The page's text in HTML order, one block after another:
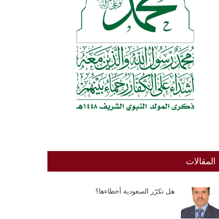
المقالات
هل تكرّر السعودية أخطاءها؟